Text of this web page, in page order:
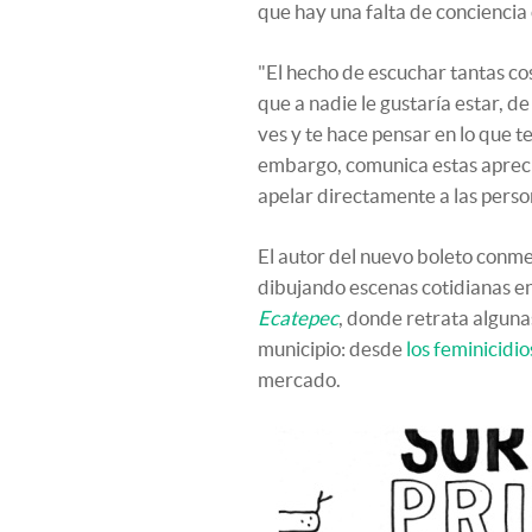
que hay una falta de
"El hecho de escuchar tantas
que a nadie le gustaría estar,
ves y te hace pensar en lo que
embargo, comunica estas
apelar directamente a las
El autor del nuevo boleto
dibujando escenas cotidianas
Ecatepec, donde retrata
municipio: desde los
mercado.